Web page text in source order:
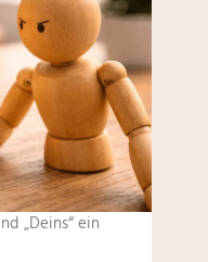
„Deins“ ein